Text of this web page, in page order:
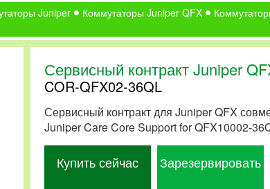
Juniper Коммутаторы Juniper QFX
Сервисный контракт Juniper
COR-QFX02-36QL
Сервисный контракт для Juniper QFX
Juniper Care Core Support for QFX10002-
Купить сейчас Зарезервировать